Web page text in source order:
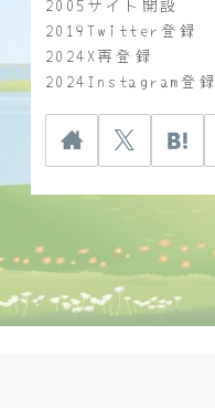
2019Twitter登録
2024X再登録
2024Instagram登録